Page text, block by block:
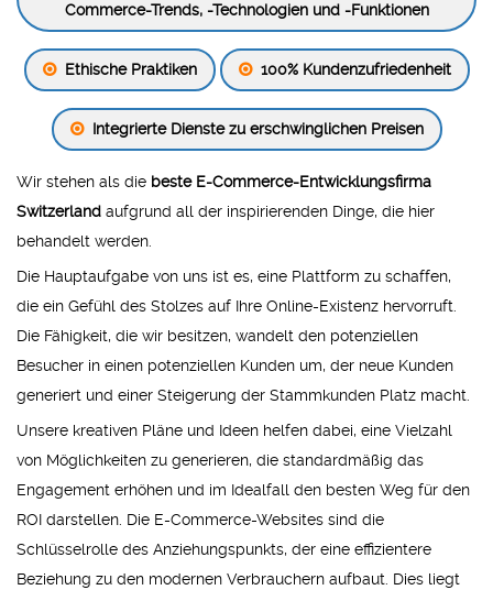
Commerce-Trends, -Technologien und -Funktionen
Ethische Praktiken 100% Kundenzufriedenheit
Integrierte Dienste zu erschwinglichen Preisen
Wir stehen als die beste E-Commerce-Entwicklungsfirma
Switzerland aufgrund all der inspirierenden Dinge, die hier
behandelt werden.
Die Hauptaufgabe von uns ist es, eine Plattform zu schaffen,
die ein Gefühl des Stolzes auf Ihre Online-Existenz hervorruft.
Die Fähigkeit, die wir besitzen, wandelt den potenziellen
Besucher in einen potenziellen Kunden um, der neue Kunden
generiert und einer Steigerung der Stammkunden Platz macht.
Unsere kreativen Pläne und Ideen helfen dabei, eine Vielzahl
von Möglichkeiten zu generieren, die standardmäßig das
Engagement erhöhen und im Idealfall den besten Weg für den
ROI darstellen. Die E-Commerce-Websites sind die
Schlüsselrolle des Anziehungspunkts, der eine effizientere
Beziehung zu den modernen Verbrauchern aufbaut. Dies liegt